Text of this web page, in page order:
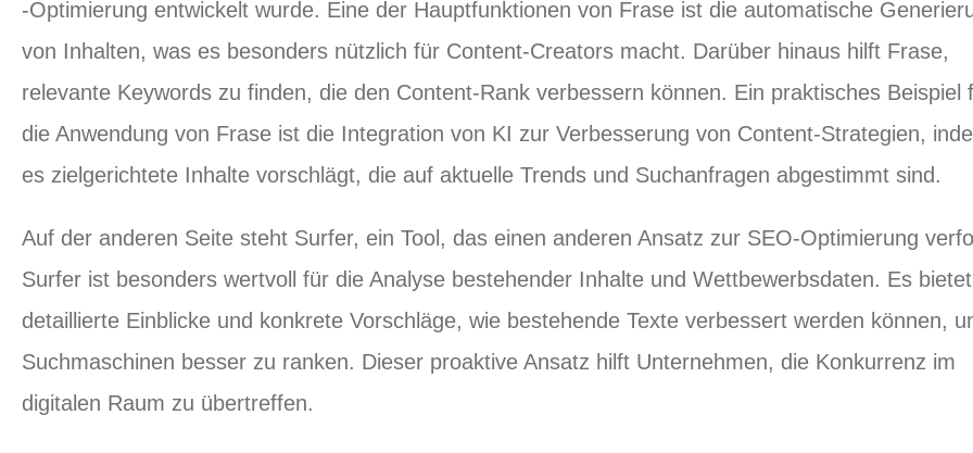
-Optimierung entwickelt wurde. Eine der Hauptfunktionen von Frase ist die automatische
von Inhalten, was es besonders nützlich für Content-Creators macht. Darüber hinaus hilft Frase,
relevante Keywords zu finden, die den Content-Rank verbessern können. Ein praktisches Beispiel
die Anwendung von Frase ist die Integration von KI zur Verbesserung von Content-Strategien,
es zielgerichtete Inhalte vorschlägt, die auf aktuelle Trends und Suchanfragen abgestimmt sind.
Auf der anderen Seite steht Surfer, ein Tool, das einen anderen Ansatz zur SEO-Optimierung
Surfer ist besonders wertvoll für die Analyse bestehender Inhalte und Wettbewerbsdaten. Es bietet
detaillierte Einblicke und konkrete Vorschläge, wie bestehende Texte verbessert werden können,
Suchmaschinen besser zu ranken. Dieser proaktive Ansatz hilft Unternehmen, die Konkurrenz im
digitalen Raum zu übertreffen.